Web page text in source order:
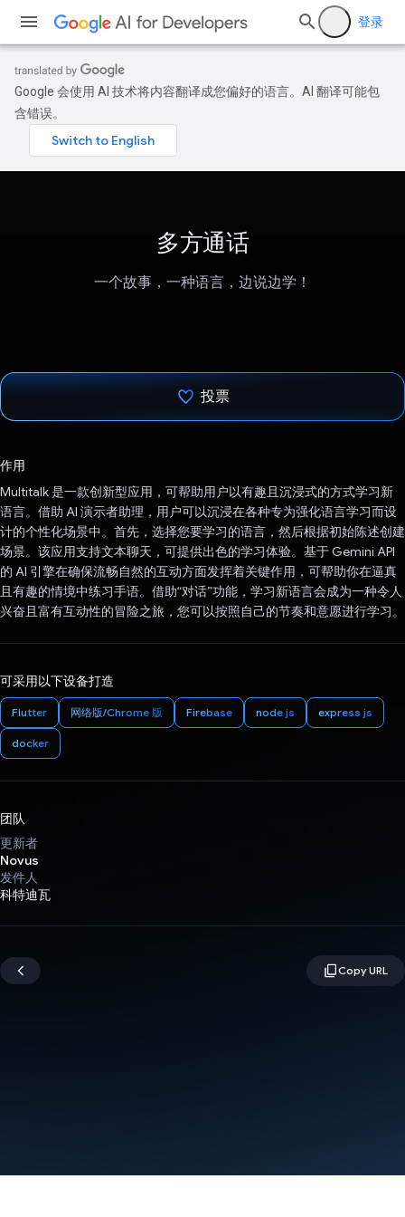
登录
Google 会使用 AI 技术将内容翻译成您偏好的语言。AI 翻译可能包
含错误。
多方通话
一个故事，一种语言，边说边学！
投票
作用
Multitalk 是一款创新型应用，可帮助用户以有趣且沉浸式的方式学习新
语言。借助 AI 演示者助理，用户可以沉浸在各种专为强化语言学习而设
计的个性化场景中。首先，选择您要学习的语言，然后根据初始陈述创建
场景。该应用支持文本聊天，可提供出色的学习体验。基于 Gemini API
的 AI 引擎在确保流畅自然的互动方面发挥着关键作用，可帮助你在逼真
且有趣的情境中练习手语。借助“对话”功能，学习新语言会成为一种令人
兴奋且富有互动性的冒险之旅，您可以按照自己的节奏和意愿进行学习。
可采用以下设备打造
Flutter 网络版/Chrome 版 Firebase node js express js
docker
团队
更新者
Novus
发件人
科特迪瓦